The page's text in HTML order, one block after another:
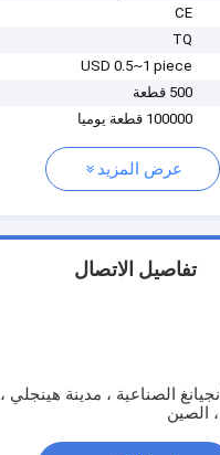
CE
TQ
USD 0.5~1 piece
500 قطعة
100000 قطعة يوميا
عرض المزيد
تفاصيل الاتصال
سانجيانغ الصناعية ، مدينة هينجلي ،
الصين